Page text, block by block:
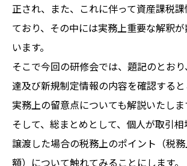
正され、また、これに伴って資産課税
ており、その中には実務上重要な解釈
います。
そこで今回の研修会では、題記のとお
達及び新規制定情報の内容を確認する
実務上の留意点についても解説いたしま
そして、総まとめとして、個人が取引
譲渡した場合の税務上のポイント（税
額）について触れてみることにします。